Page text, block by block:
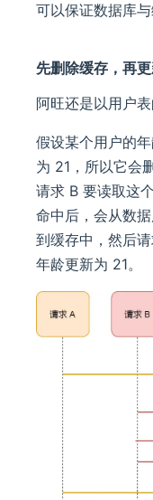
可以保证数据库与
先删除缓存，再
阿旺还是以用户表
假设某个用户的
为 21，所以它会
请求 B 要读取这
命中后，会从数
到缓存中，然后
年龄更新为 21。